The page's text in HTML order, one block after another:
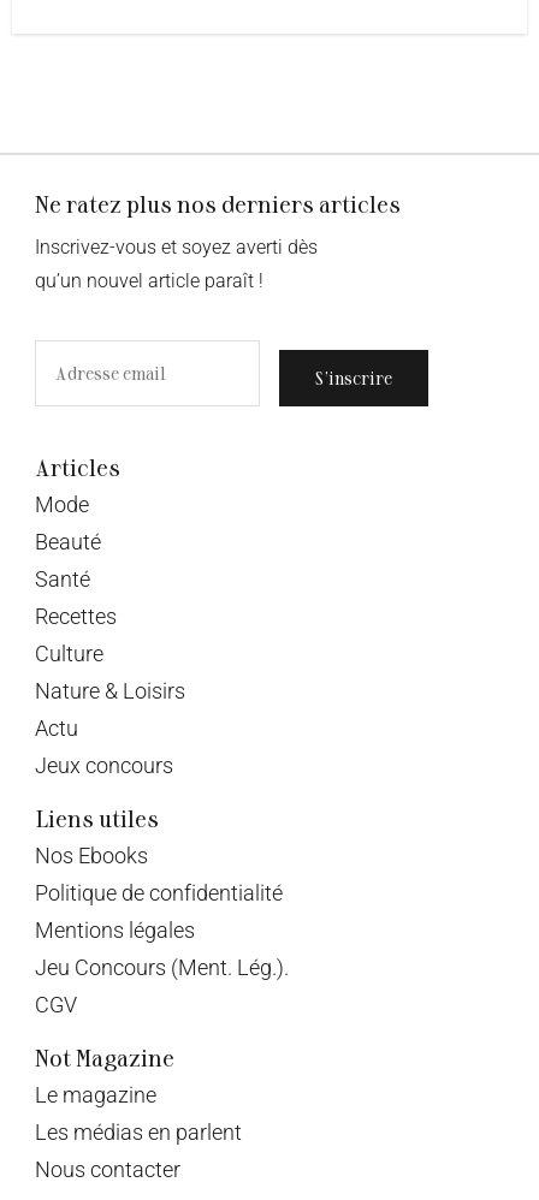
Ne ratez plus nos derniers articles
Inscrivez-vous et soyez averti dès
qu’un nouvel article paraît !
S’inscrire
Articles
Mode
Beauté
Santé
Recettes
Culture
Nature & Loisirs
Actu
Jeux concours
Liens utiles
Nos Ebooks
Politique de confidentialité
Mentions légales
Jeu Concours (Ment. Lég.).
CGV
Not Magazine
Le magazine
Les médias en parlent
Nous contacter